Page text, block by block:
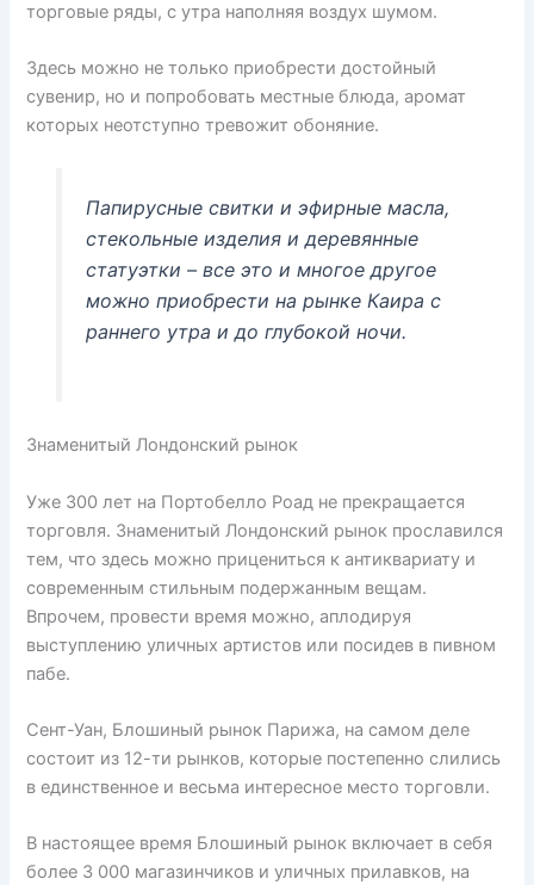
торговые ряды, с утра наполняя воздух шумом.
Здесь можно не только приобрести достойный
сувенир, но и попробовать местные блюда, аромат
которых неотступно тревожит обоняние.
Папирусные свитки и эфирные масла,
стекольные изделия и деревянные
статуэтки – все это и многое другое
можно приобрести на рынке Каира с
раннего утра и до глубокой ночи.
Знаменитый Лондонский рынок
Уже 300 лет на Портобелло Роад не прекращается
торговля. Знаменитый Лондонский рынок прославился
тем, что здесь можно прицениться к антиквариату и
современным стильным подержанным вещам.
Впрочем, провести время можно, аплодируя
выступлению уличных артистов или посидев в пивном
пабе.
Сент-Уан, Блошиный рынок Парижа, на самом деле
состоит из 12-ти рынков, которые постепенно слились
в единственное и весьма интересное место торговли.
В настоящее время Блошиный рынок включает в себя
более 3 000 магазинчиков и уличных прилавков, на